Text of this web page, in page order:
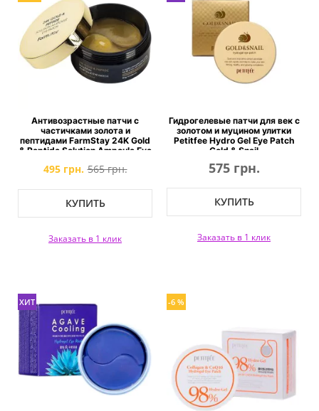
Антивозрастные патчи с
частичками золота и
пептидами FarmStay 24K Gold
& Peptide Solution Ampoule Eye
495 грн. 565 грн.
КУПИТЬ
Заказать в 1 клик
Гидрогелевые патчи для век с
золотом и муцином улитки
Petitfee Hydro Gel Eye Patch
Gold & Snail
575 грн.
КУПИТЬ
Заказать в 1 клик
ХИТ -6 %